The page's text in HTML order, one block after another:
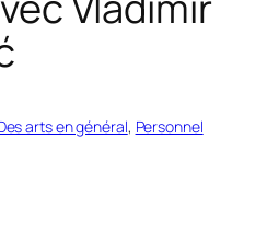
arts en général, Personnel